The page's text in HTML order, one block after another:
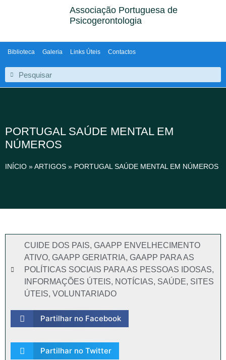
Associação Portuguesa de
Psicogerontologia
Biblioteca Galeria Links Úteis Contactos
PORTUGAL SAÚDE MENTAL EM
NÚMEROS
INÍCIO »ARTIGOS » PORTUGAL SAÚDE MENTAL EM NÚMEROS
CUIDE DOS PAIS, GAAPP ENVELHECIMENTO
ATIVO, GAAPP GERIATRIA, GAAPP PARA AS
POLÍTICAS SOCIAIS PARA AS PESSOAS IDOSAS,
INFORMAÇÕES ÚTEIS, NOTÍCIAS, SAÚDE, SITES
ÚTEIS, VOLUNTARIADO
Partilhar no Facebook
Partilhar no Twitter